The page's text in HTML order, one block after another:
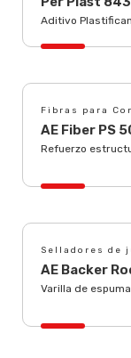
Aditivo
Fibras para
AE Fiber PS
Refuerzo
Selladores de
AE Backer
Varilla de